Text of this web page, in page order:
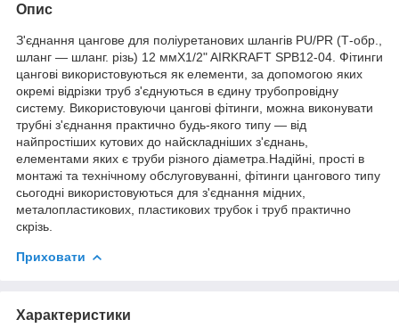
Опис
З'єднання цангове для поліуретанових шлангів PU/PR (Т-обр.,
шланг — шланг. різь) 12 ммX1/2" AIRKRAFT SPB12-04. Фітинги
цангові використовуються як елементи, за допомогою яких
окремі відрізки труб з'єднуються в єдину трубопровідну
систему. Використовуючи цангові фітинги, можна виконувати
трубні з'єднання практично будь-якого типу — від
найпростіших кутових до найскладніших з'єднань,
елементами яких є труби різного діаметра.Надійні, прості в
монтажі та технічному обслуговуванні, фітинги цангового типу
сьогодні використовуються для з'єднання мідних,
металопластикових, пластикових трубок і труб практично
скрізь.
Приховати
Характеристики